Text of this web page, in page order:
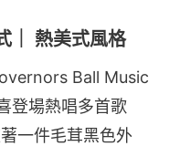
｜ 熱美式風格
Ball Music
登場熱唱多首歌
一件毛茸黑色外